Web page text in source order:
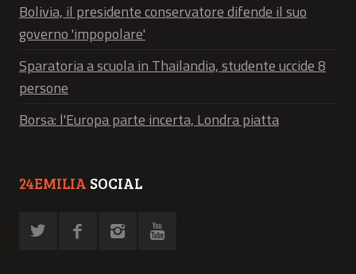
Bolivia, il presidente conservatore difende il suo
governo 'impopolare'
Sparatoria a scuola in Thailandia, studente uccide 8
persone
Borsa: l'Europa parte incerta, Londra piatta
24EMILIA SOCIAL